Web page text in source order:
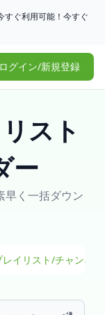
すぐ利用可能！今すぐ
ログイン/新規登録
スト
ー
早く一括ダウン
レイリスト/チャンネ